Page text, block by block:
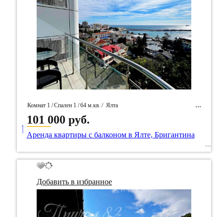
Комнат 1 /Спален 1 /64 м.кв. / Ялта
/ Идентификатор собственность 83629
101 000 руб.
____
Аренда квартиры с балконом в Ялте, Бригантина
Добавить в избранное